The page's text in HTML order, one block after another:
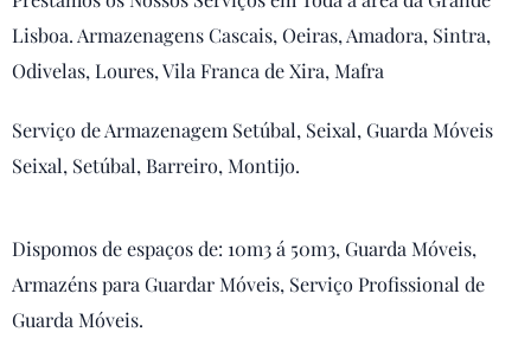
Lisboa. Armazenagens Cascais, Oeiras, Amadora, Sintra,
Odivelas, Loures, Vila Franca de Xira, Mafra
Serviço de Armazenagem Setúbal, Seixal, Guarda Móveis
Seixal, Setúbal, Barreiro, Montijo.
Dispomos de espaços de: 10m3 á 50m3, Guarda Móveis,
Armazéns para Guardar Móveis, Serviço Profissional de
Guarda Móveis.